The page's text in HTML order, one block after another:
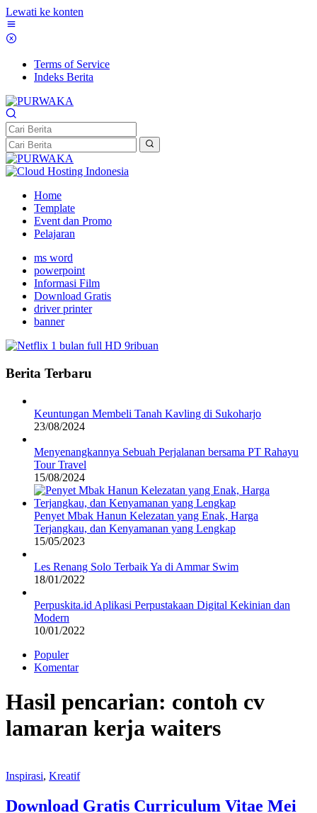
Lewati ke konten
Terms of Service
Indeks Berita
Home
Template
Event dan Promo
Pelajaran
ms word
powerpoint
Informasi Film
Download Gratis
driver printer
banner
Berita Terbaru
Keuntungan Membeli Tanah Kavling di Sukoharjo
23/08/2024
Menyenangkannya Sebuah Perjalanan bersama PT Rahayu
Tour Travel
15/08/2024
Penyet Mbak Hanun Kelezatan yang Enak, Harga
Terjangkau, dan Kenyamanan yang Lengkap
15/05/2023
Les Renang Solo Terbaik Ya di Ammar Swim
18/01/2022
Perpuskita.id Aplikasi Perpustakaan Digital Kekinian dan
Modern
10/01/2022
Populer
Komentar
Hasil pencarian: contoh cv
lamaran kerja waiters
Inspirasi, Kreatif
Download Gratis Curriculum Vitae Mei